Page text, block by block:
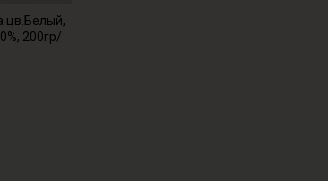
цв.Белый,
200гр/